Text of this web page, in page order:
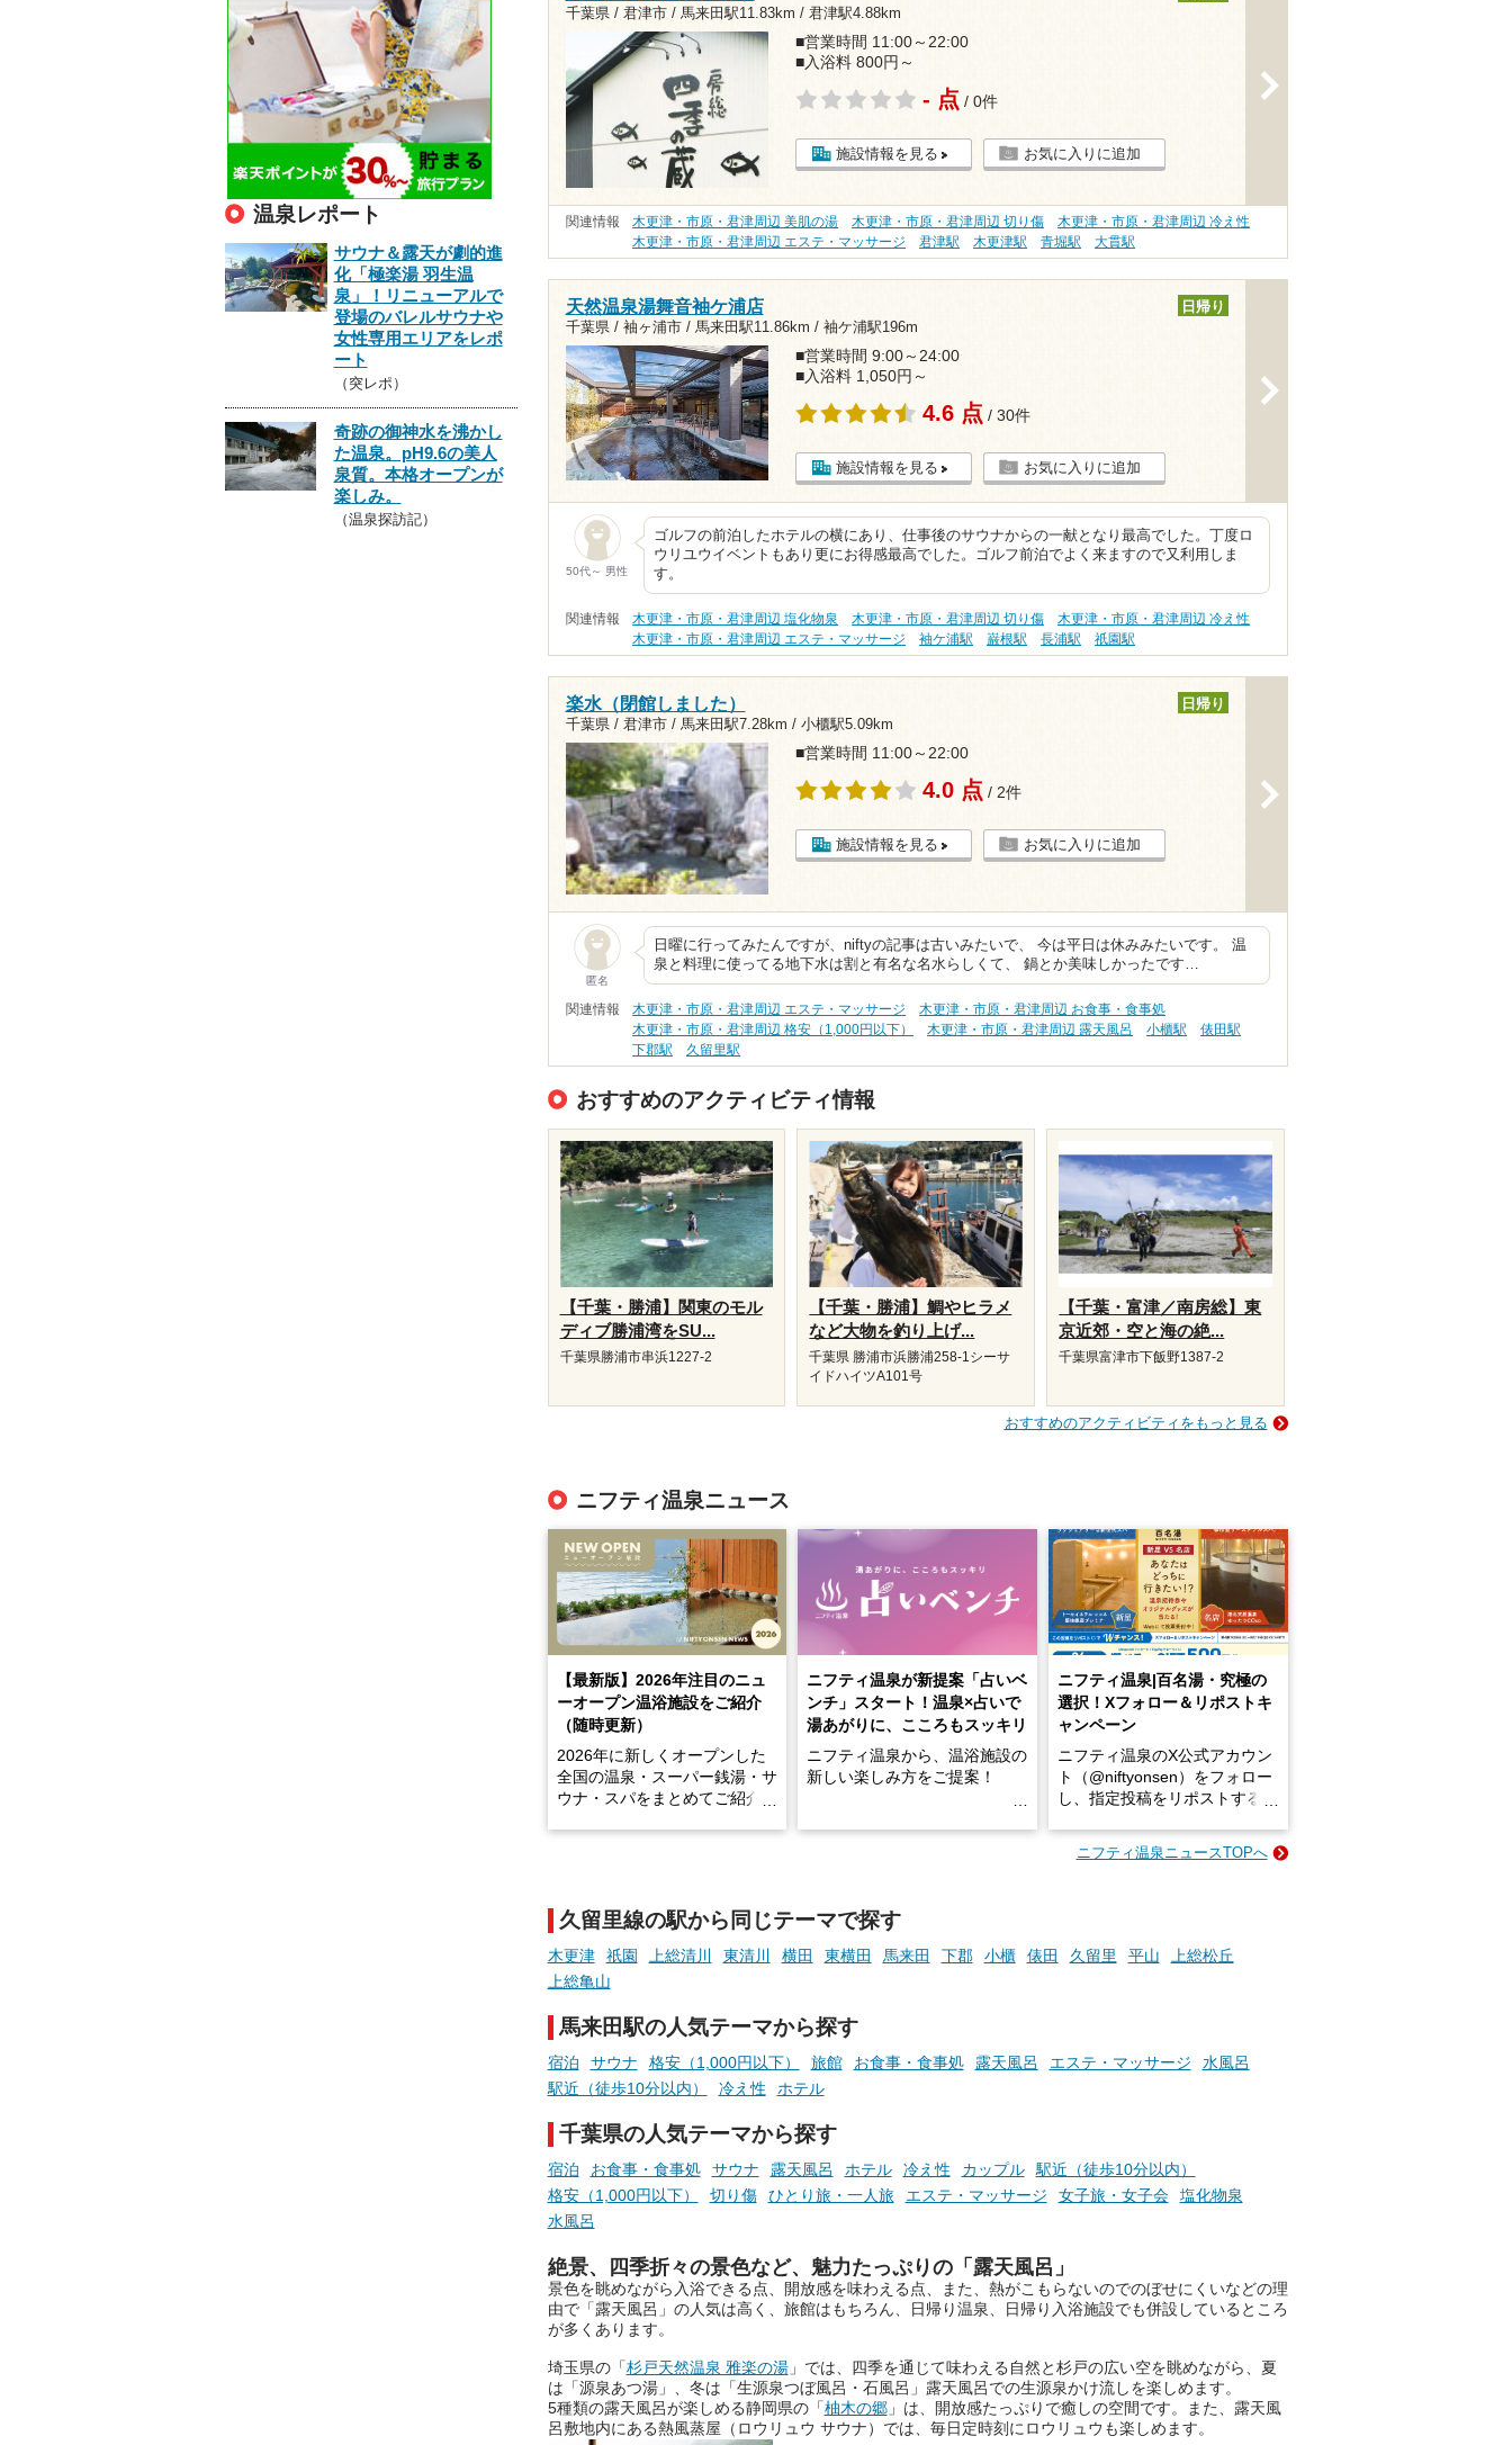
千葉県 / 君津市 / 馬来田駅11.83km / 君津駅4.88km
■営業時間 11:00～22:00
■入浴料 800円～
- 点 / 0件
施設情報を見る お気に入りに追加
関連情報 木更津・市原・君津周辺 美肌の湯 木更津・市原・君津周辺 切り傷
木更津・市原・君津周辺 冷え性
木更津・市原・君津周辺 エステ・マッサージ
君津駅 木更津駅 青堀駅 大貫駅
天然温泉湯舞音袖ケ浦店
千葉県 / 袖ヶ浦市 / 馬来田駅11.86km / 袖ケ浦駅196m
日帰り
■営業時間 9:00～24:00
■入浴料 1,050円～
4.6 点 / 30件
施設情報を見る お気に入りに追加
50代～ 男性
ゴルフの前泊したホテルの横にあり、仕事後のサウナからの一献となり最高でした。丁度ロ
ウリユウイベントもあり更にお得感最高でした。ゴルフ前泊でよく来ますので又利用しま
す。
関連情報 木更津・市原・君津周辺 塩化物泉 木更津・市原・君津周辺 切り傷
木更津・市原・君津周辺 冷え性
木更津・市原・君津周辺 エステ・マッサージ
袖ケ浦駅 巌根駅 長浦駅 祇園駅
楽水（閉館しました）
千葉県 / 君津市 / 馬来田駅7.28km / 小櫃駅5.09km
日帰り
■営業時間 11:00～22:00
4.0 点 / 2件
施設情報を見る お気に入りに追加
匿名
日曜に行ってみたんですが、niftyの記事は古いみたいで、 今は平日は休みみたいです。 温
泉と料理に使ってる地下水は割と有名な名水らしくて、 鍋とか美味しかったです…
関連情報 木更津・市原・君津周辺 エステ・マッサージ
木更津・市原・君津周辺 お食事・食事処
木更津・市原・君津周辺 格安（1,000円以下）
木更津・市原・君津周辺 露天風呂 小櫃駅
俵田駅
下郡駅
久留里駅
おすすめのアクティビティ情報
【千葉・勝浦】関東のモル
ディブ勝浦湾をSU...
千葉県勝浦市串浜1227-2
【千葉・勝浦】鯛やヒラメ
など大物を釣り上げ...
千葉県 勝浦市浜勝浦258-1シーサ
イドハイツA101号
【千葉・富津／南房総】東
京近郊・空と海の絶...
千葉県富津市下飯野1387-2
おすすめのアクティビティをもっと見る
ニフティ温泉ニュース
【最新版】2026年注目のニュ
ーオープン温浴施設をご紹介
（随時更新）
2026年に新しくオープンした
全国の温泉・スーパー銭湯・サ
ウナ・スパをまとめてご紹介！
まったスポットが続々登場して
います。
現地取材記事もあわせて紹介し
ていますので、気になる施設は
ぜひチェックして次のおでかけ
先の参考にしてみてください
ね。
ニフティ温泉が新提案「占いベ
ンチ」スタート！温泉×占いで
湯あがりに、こころもスッキリ
ニフティ温泉から、温浴施設の
新しい楽しみ方をご提案！
手相やタロットなど気軽に楽し
める占いで、“ととのう”おふろ
時間を、もっと特別に。
ニフティ温泉|百名湯・究極の
選択！Xフォロー＆リポストキ
ャンペーン
ニフティ温泉のX公式アカウン
ト（@niftyonsen）をフォロー
し、指定投稿をリポストする
GIFT500円分をプレゼントい
ニフティ温泉ニュースTOPへ
久留里線の駅から同じテーマで探す
木更津 祇園 上総清川 東清川 横田 東横田 馬来田 下郡 小櫃 俵田 久留里 平山
上総松丘
上総亀山
馬来田駅の人気テーマから探す
宿泊 サウナ 格安（1,000円以下） 旅館 お食事・食事処 露天風呂 エステ・マッサージ
水風呂
駅近（徒歩10分以内）
冷え性 ホテル
千葉県の人気テーマから探す
宿泊 お食事・食事処 サウナ 露天風呂 ホテル 冷え性 カップル
駅近（徒歩10分以内）
格安（1,000円以下）
切り傷 ひとり旅・一人旅 エステ・マッサージ 女子旅・女子会
塩化物泉
水風呂
絶景、四季折々の景色など、魅力たっぷりの「露天風呂」
景色を眺めながら入浴できる点、開放感を味わえる点、また、熱がこもらないのでのぼせにくいなどの理
由で「露天風呂」の人気は高く、旅館はもちろん、日帰り温泉、日帰り入浴施設でも併設しているところ
が多くあります。
埼玉県の「杉戸天然温泉 雅楽の湯」では、四季を通じて味わえる自然と杉戸の広い空を眺めながら、夏
は「源泉あつ湯」、冬は「生源泉つぼ風呂・石風呂」露天風呂での生源泉かけ流しを楽しめます。
5種類の露天風呂が楽しめる静岡県の「柚木の郷」は、開放感たっぷりで癒しの空間です。また、露天風
呂敷地内にある熱風蒸屋（ロウリュウ サウナ）では、毎日定時刻にロウリュウも楽しめます。
温泉レポート
サウナ＆露天が劇的進
化「極楽湯 羽生温
泉」！リニューアルで
登場のバレルサウナや
女性専用エリアをレポ
ート
（突レポ）
奇跡の御神水を沸かし
た温泉。pH9.6の美人
泉質。本格オープンが
楽しみ。
（温泉探訪記）